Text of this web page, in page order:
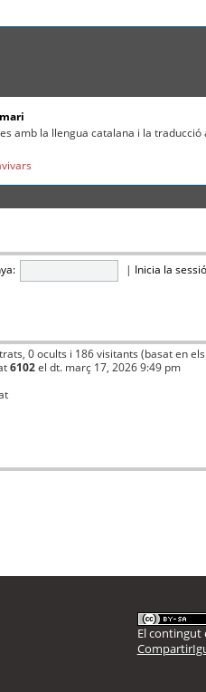
amb la llengua catalana i la traducció
| Inicia la
0 ocults i 186 visitants (basat en
6102el dt. març 17, 2026 9:49 pm
El contingut